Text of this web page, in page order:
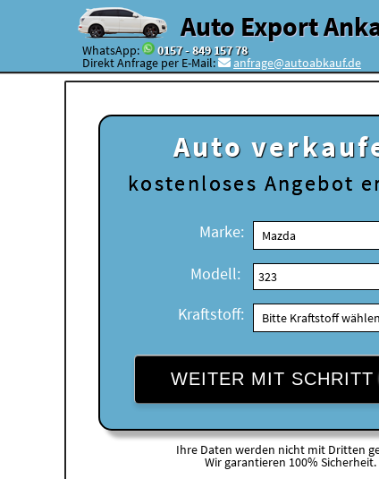
Auto Export
WhatsApp: 0157 - 849 157 78
Direkt Anfrage per E-Mail: anfrage@autoabkauf.de
Auto
kostenloses Angebot
Marke:
Modell:
Kraftstoff:
WEITER MIT SCHRITT
Ihre Daten werden nicht mit Dritten
Wir garantieren 100% Sicherheit.